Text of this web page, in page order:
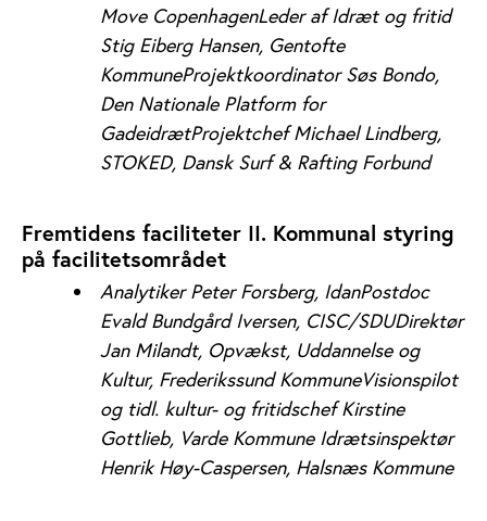
Move CopenhagenLeder af Idræt og fritid
Stig Eiberg Hansen, Gentofte
KommuneProjektkoordinator Søs Bondo,
Den Nationale Platform for
GadeidrætProjektchef Michael Lindberg,
STOKED, Dansk Surf & Rafting Forbund
Fremtidens faciliteter II. Kommunal styring
på facilitetsområdet
Analytiker Peter Forsberg, IdanPostdoc
Evald Bundgård Iversen, CISC/SDUDirektør
Jan Milandt, Opvækst, Uddannelse og
Kultur, Frederikssund KommuneVisionspilot
og tidl. kultur- og fritidschef Kirstine
Gottlieb, Varde Kommune Idrætsinspektør
Henrik Høy-Caspersen, Halsnæs Kommune